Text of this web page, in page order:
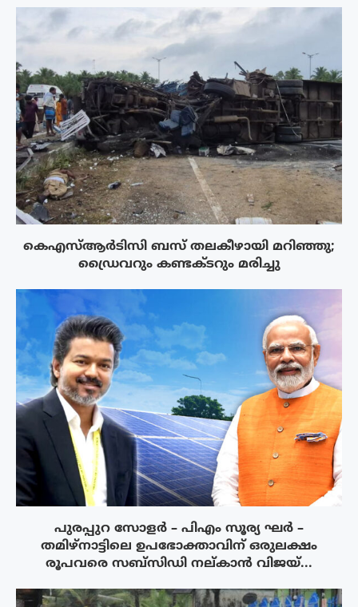
കെഎസ്ആർടിസി ബസ് തലകീഴായി മറിഞ്ഞു;
ഡ്രൈവറും കണ്ടക്ടറും മരിച്ചു
പുരപ്പുറ സോളർ – പിഎം സൂര്യ ഘർ –
തമിഴ്നാട്ടിലെ ഉപഭോക്താവിന് ഒരുലക്ഷം
രൂപവരെ സബ്സിഡി നല്കാൻ വിജയ്...